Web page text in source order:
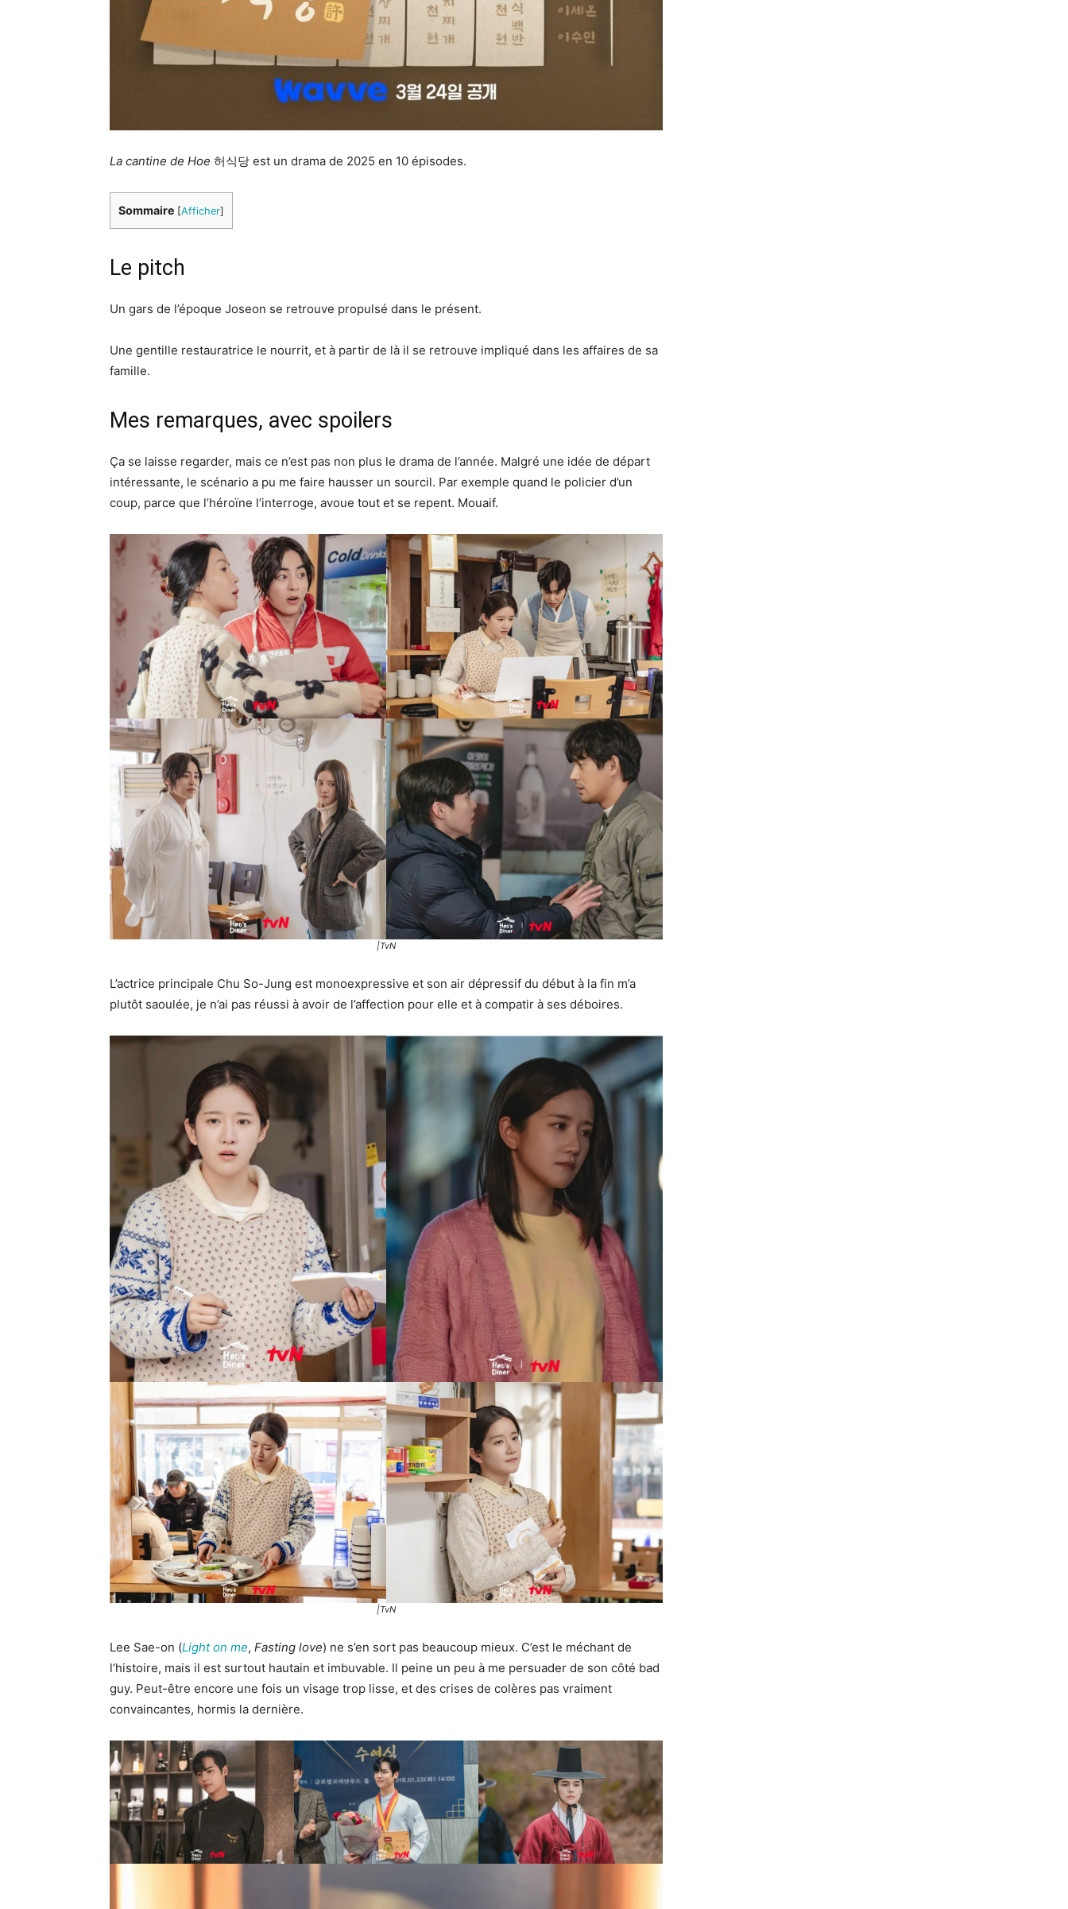
La cantine de Hoe 허식당 est un drama de 2025 en 10 épisodes.
Sommaire [Afficher]
Le pitch
Un gars de l’époque Joseon se retrouve propulsé dans le présent.
Une gentille restauratrice le nourrit, et à partir de là il se retrouve impliqué dans les affaires de sa
famille.
Mes remarques, avec spoilers
Ça se laisse regarder, mais ce n’est pas non plus le drama de l’année. Malgré une idée de départ
intéressante, le scénario a pu me faire hausser un sourcil. Par exemple quand le policier d’un
coup, parce que l’héroïne l’interroge, avoue tout et se repent. Mouaif.
|TvN
L’actrice principale Chu So-Jung est monoexpressive et son air dépressif du début à la fin m’a
plutôt saoulée, je n’ai pas réussi à avoir de l’affection pour elle et à compatir à ses déboires.
|TvN
Lee Sae-on (Light on me, Fasting love) ne s’en sort pas beaucoup mieux. C’est le méchant de
l’histoire, mais il est surtout hautain et imbuvable. Il peine un peu à me persuader de son côté bad
guy. Peut-être encore une fois un visage trop lisse, et des crises de colères pas vraiment
convaincantes, hormis la dernière.